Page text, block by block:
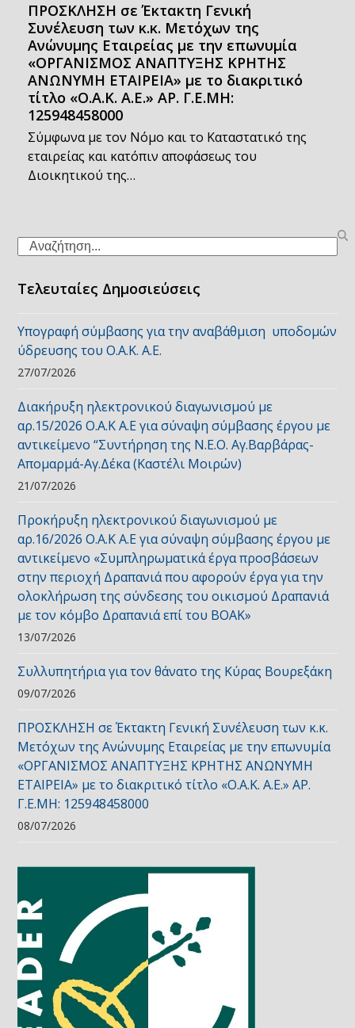
ΠΡΟΣΚΛΗΣΗ σε Έκτακτη Γενική
Συνέλευση των κ.κ. Μετόχων της
Ανώνυμης Εταιρείας με την επωνυμία
«ΟΡΓΑΝΙΣΜΟΣ ΑΝΑΠΤΥΞΗΣ ΚΡΗΤΗΣ
ΑΝΩΝΥΜΗ ΕΤΑΙΡΕΙΑ» με το διακριτικό
τίτλο «Ο.Α.Κ. Α.Ε.» ΑΡ. Γ.Ε.ΜΗ:
125948458000
Σύμφωνα με τον Νόμο και το Καταστατικό της
εταιρείας και κατόπιν αποφάσεως του
Διοικητικού της…
Search
Τελευταίες Δημοσιεύσεις
Υπογραφή σύμβασης για την αναβάθμιση υποδομών
ύδρευσης του Ο.Α.Κ. Α.Ε.
27/07/2026
Διακήρυξη ηλεκτρονικού διαγωνισμού με
αρ.15/2026 Ο.Α.Κ Α.Ε για σύναψη σύμβασης έργου με
αντικείμενο “Συντήρηση της Ν.Ε.Ο. Αγ.Βαρβάρας-
Απομαρμά-Αγ.Δέκα (Καστέλι Μοιρών)
21/07/2026
Προκήρυξη ηλεκτρονικού διαγωνισμού με
αρ.16/2026 Ο.Α.Κ Α.Ε για σύναψη σύμβασης έργου με
αντικείμενο «Συμπληρωματικά έργα προσβάσεων
στην περιοχή Δραπανιά που αφορούν έργα για την
ολοκλήρωση της σύνδεσης του οικισμού Δραπανιά
με τον κόμβο Δραπανιά επί του ΒΟΑΚ»
13/07/2026
Συλλυπητήρια για τον θάνατο της Κύρας Βουρεξάκη
09/07/2026
ΠΡΟΣΚΛΗΣΗ σε Έκτακτη Γενική Συνέλευση των κ.κ.
Μετόχων της Ανώνυμης Εταιρείας με την επωνυμία
«ΟΡΓΑΝΙΣΜΟΣ ΑΝΑΠΤΥΞΗΣ ΚΡΗΤΗΣ ΑΝΩΝΥΜΗ
ΕΤΑΙΡΕΙΑ» με το διακριτικό τίτλο «Ο.Α.Κ. Α.Ε.» ΑΡ.
Γ.Ε.ΜΗ: 125948458000
08/07/2026